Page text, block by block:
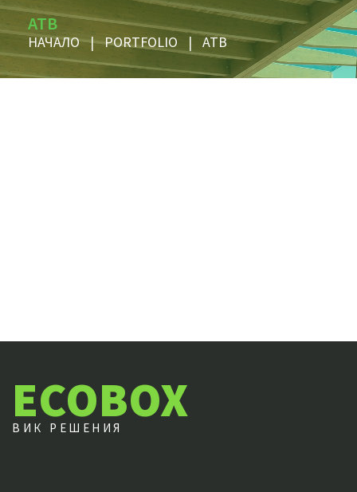
ATB
НАЧАЛО | PORTFOLIO | ATB
ECOBOX
ВИК РЕШЕНИЯ